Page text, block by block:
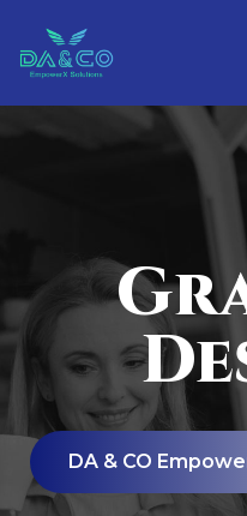
DA & CO